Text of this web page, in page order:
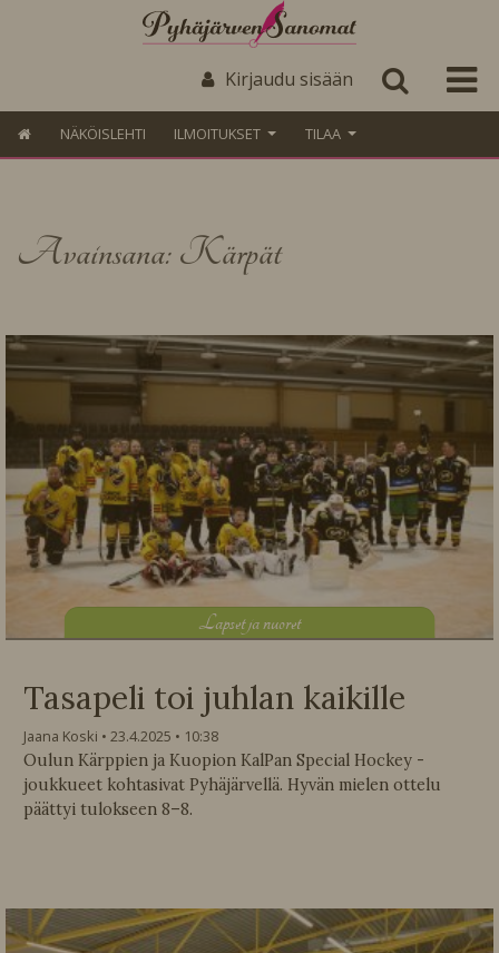
Kirjaudu sisään
NÄKÖISLEHTI ILMOITUKSET TILAA
Avainsana: Kärpät
Lapset ja nuoret
Tasapeli toi juhlan kaikille
Jaana Koski 23.4.2025
10:38
Oulun Kärppien ja Kuopion KalPan Special Hockey -
joukkueet kohtasivat Pyhäjärvellä. Hyvän mielen ottelu
päättyi tulokseen 8–8.